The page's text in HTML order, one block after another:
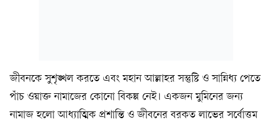
জীবনকে সুশৃঙ্খল করতে এবং মহান আল্লাহর সন্তুষ্টি ও সান্নিধ্য পেতে
পাঁচ ওয়াক্ত নামাজের কোনো বিকল্প নেই। একজন মুমিনের জন্য
নামাজ হলো আধ্যাত্মিক প্রশান্তি ও জীবনের বরকত লাভের সর্বোত্তম